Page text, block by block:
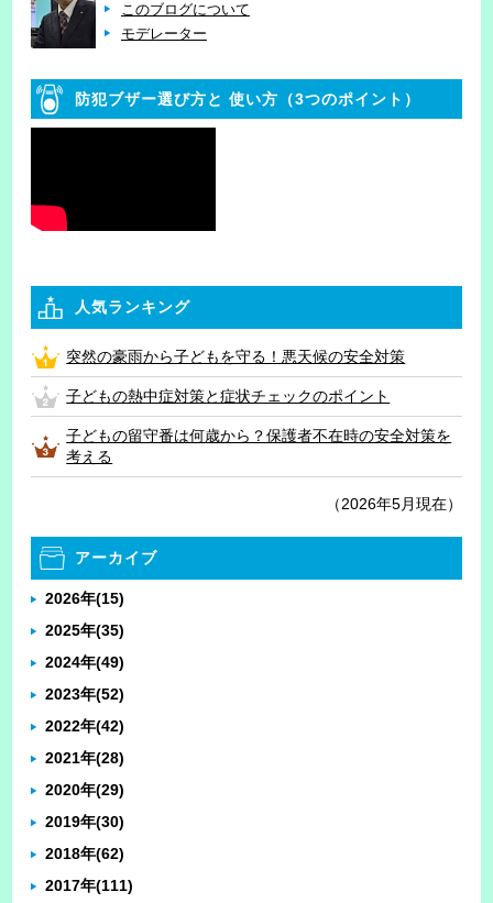
このブログについて
モデレーター
防犯ブザー選び方と 使い方（3つのポイント）
人気ランキング
突然の豪雨から子どもを守る！悪天候の安全対策
子どもの熱中症対策と症状チェックのポイント
子どもの留守番は何歳から？保護者不在時の安全対策を
考える
（2026年5月現在）
アーカイブ
2026年(15)
2025年(35)
2024年(49)
2023年(52)
2022年(42)
2021年(28)
2020年(29)
2019年(30)
2018年(62)
2017年(111)